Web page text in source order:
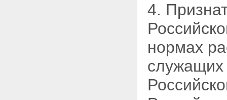
4.
нормах
служащих